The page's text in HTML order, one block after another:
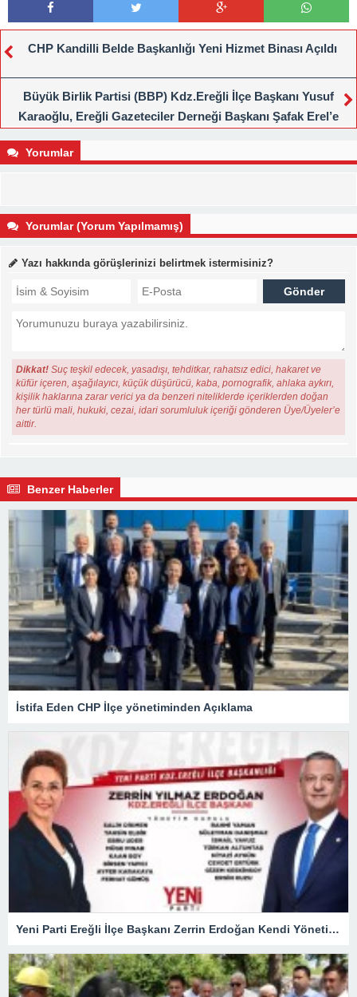
CHP Kandilli Belde Başkanlığı Yeni Hizmet Binası Açıldı
Büyük Birlik Partisi (BBP) Kdz.Ereğli İlçe Başkanı Yusuf
Karaoğlu, Ereğli Gazeteciler Derneği Başkanı Şafak Erel’e
Yorumlar
Yorumlar (Yorum Yapılmamış)
Yazı hakkında görüşlerinizi belirtmek istermisiniz?
Dikkat! Suç teşkil edecek, yasadışı, tehditkar, rahatsız edici, hakaret ve
küfür içeren, aşağılayıcı, küçük düşürücü, kaba, pornografik, ahlaka aykırı,
kişilik haklarına zarar verici ya da benzeri niteliklerde içeriklerden doğan
her türlü mali, hukuki, cezai, idari sorumluluk içeriği gönderen Üye/Üyeler’e
aittir.
Benzer Haberler
İstifa Eden CHP İlçe yönetiminden Açıklama
Yeni Parti Ereğli İlçe Başkanı Zerrin Erdoğan Kendi Yönetimini Seçti